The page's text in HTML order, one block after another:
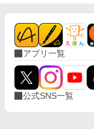
アプリ一覧
公式SNS一覧